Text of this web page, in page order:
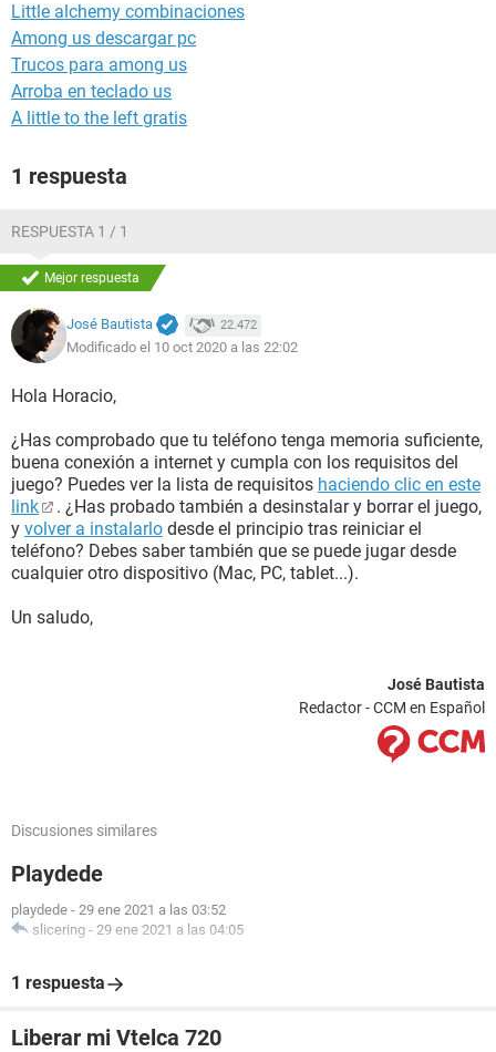
Little alchemy combinaciones
Among us descargar pc
Trucos para among us
Arroba en teclado us
A little to the left gratis
1 respuesta
RESPUESTA 1 / 1
Mejor respuesta
José Bautista 22.472
Modificado el 10 oct 2020 a las 22:02
Hola Horacio,
¿Has comprobado que tu teléfono tenga memoria suficiente,
buena conexión a internet y cumpla con los requisitos del
juego? Puedes ver la lista de requisitos haciendo clic en este
link
. ¿Has probado también a desinstalar y borrar el juego,
y volver a instalarlo desde el principio tras reiniciar el
teléfono? Debes saber también que se puede jugar desde
cualquier otro dispositivo (Mac, PC, tablet...).
Un saludo,
José Bautista
Redactor - CCM en Español
Discusiones similares
Playdede
playdede - 29 ene 2021 a las 03:52
slicering - 29 ene 2021 a las 04:05
1 respuesta
Liberar mi Vtelca 720